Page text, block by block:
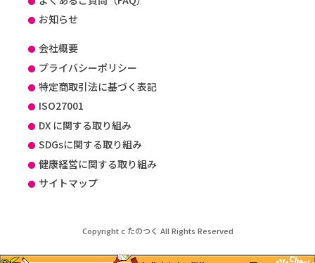
お知らせ
会社概要
プライバシーポリシー
特定商取引法に基づく表記
ISO27001
DX に関する取り組み
SDGsに関する取り組み
健康経営に関する取り組み
サイトマップ
Copyright c たのつく All Rights Reserved